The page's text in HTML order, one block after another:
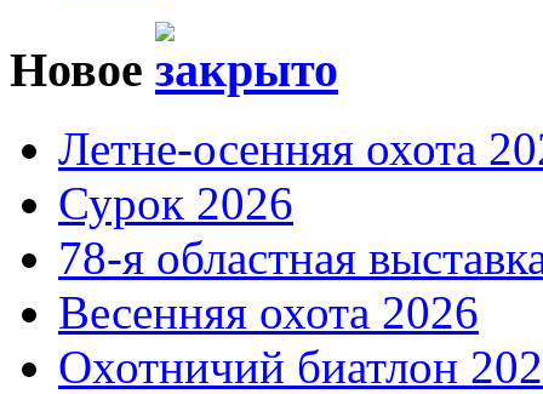
Новое
Летне-осенняя охота
Сурок 2026
78-я областная
Весенняя охота 2026
Охотничий биатлон